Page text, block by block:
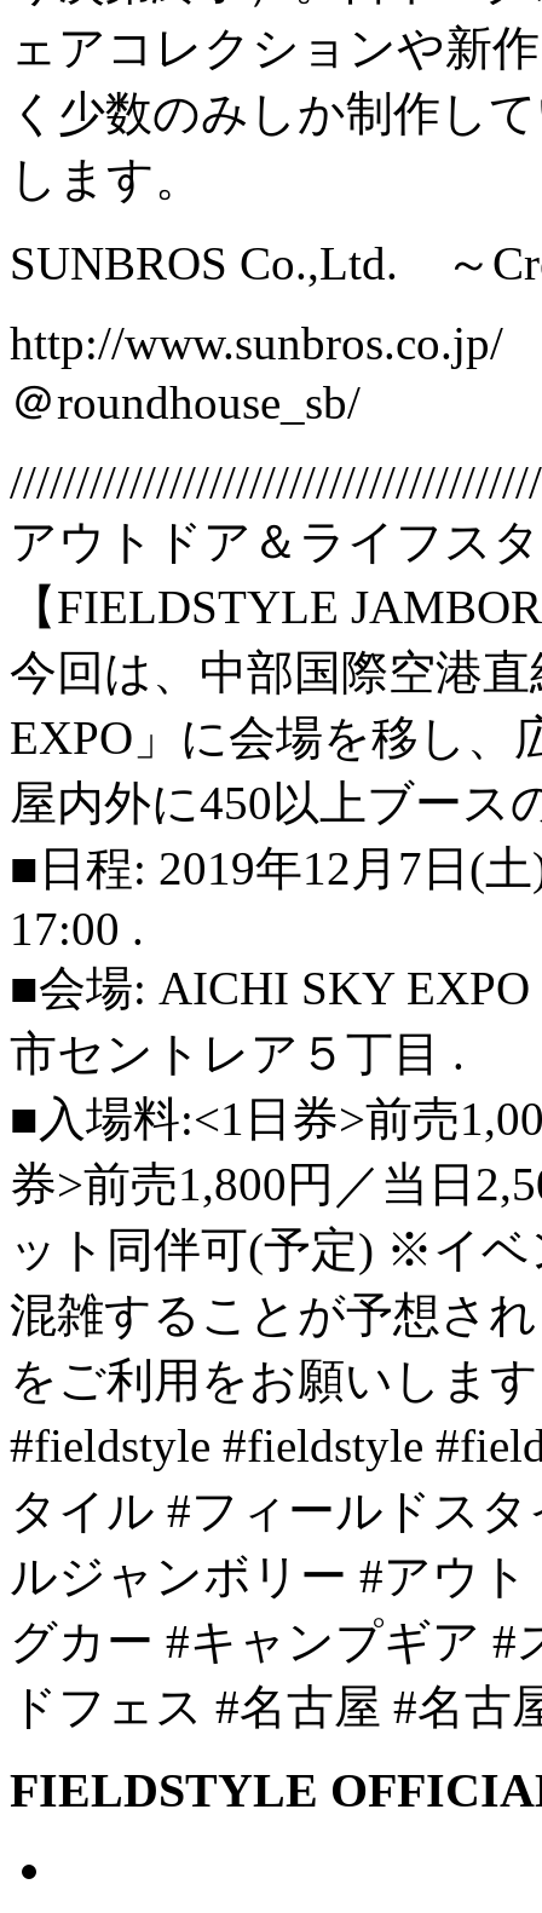
ェアコレクションや新
く少数のみしか制作し
します。
SUNBROS Co.,Ltd. ～
http://www.sunbros.co.jp/
＠roundhouse_sb/
アウトドア＆ライフス
【FIELDSTYLE
今回は、中部国際空港
EXPO」に会場を移し
屋内外に450以上ブース
■日程: 2019年12月7日(
17:00 .
■会場: AICHI SKY
市セントレア５丁目 .
■入場料:<1日券>前売
券>前売1,800円／当日
ット同伴可(予定) ※イ
混雑することが予想さ
をご利用をお願いします
#fieldstyle #fieldstyle
タイル #フィールドス
ルジャンボリー #アウ
グカー #キャンプギア #
ドフェス #名古屋 #名
FIELDSTYLE